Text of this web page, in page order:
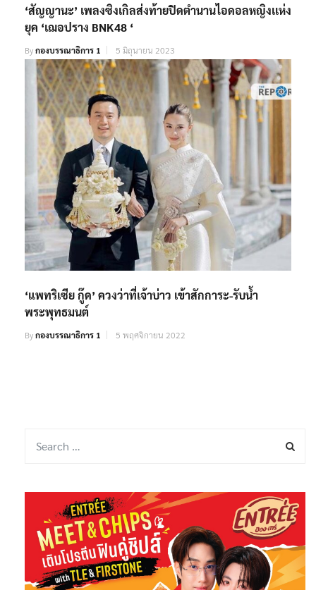
‘สัญญานะ’ เพลงซิงเกิลส่งท้ายปิดตํานานไอดอลหญิงเเห่ง
ยุค ‘เฌอปราง BNK48 ‘
Byกองบรรณาธิการ 1 5 มิถุนายน 2023
‘แพทริเซีย กู๊ด’ ควงว่าที่เจ้าบ่าว เข้าสักการะ-รับน้ำ
พระพุทธมนต์
Byกองบรรณาธิการ 1 5 พฤศจิกายน 2022